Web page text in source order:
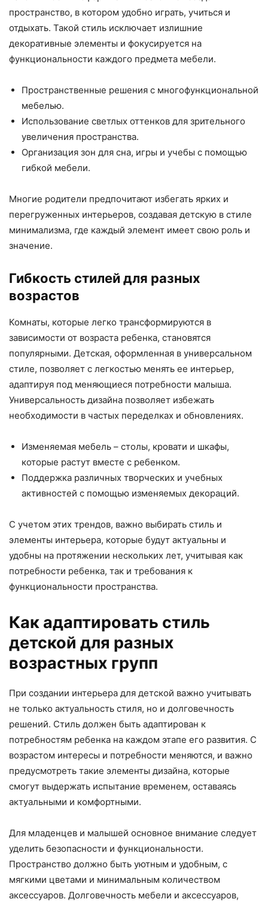
пространство, в котором удобно играть, учиться и
отдыхать. Такой стиль исключает излишние
декоративные элементы и фокусируется на
функциональности каждого предмета мебели.
Пространственные решения с многофункциональной
мебелью.
Использование светлых оттенков для зрительного
увеличения пространства.
Организация зон для сна, игры и учебы с помощью
гибкой мебели.
Многие родители предпочитают избегать ярких и
перегруженных интерьеров, создавая детскую в стиле
минимализма, где каждый элемент имеет свою роль и
значение.
Гибкость стилей для разных
возрастов
Комнаты, которые легко трансформируются в
зависимости от возраста ребенка, становятся
популярными. Детская, оформленная в универсальном
стиле, позволяет с легкостью менять ее интерьер,
адаптируя под меняющиеся потребности малыша.
Универсальность дизайна позволяет избежать
необходимости в частых переделках и обновлениях.
Изменяемая мебель – столы, кровати и шкафы,
которые растут вместе с ребенком.
Поддержка различных творческих и учебных
активностей с помощью изменяемых декораций.
С учетом этих трендов, важно выбирать стиль и
элементы интерьера, которые будут актуальны и
удобны на протяжении нескольких лет, учитывая как
потребности ребенка, так и требования к
функциональности пространства.
Как адаптировать стиль
детской для разных
возрастных групп
При создании интерьера для детской важно учитывать
не только актуальность стиля, но и долговечность
решений. Стиль должен быть адаптирован к
потребностям ребенка на каждом этапе его развития. С
возрастом интересы и потребности меняются, и важно
предусмотреть такие элементы дизайна, которые
смогут выдержать испытание временем, оставаясь
актуальными и комфортными.
Для младенцев и малышей основное внимание следует
уделить безопасности и функциональности.
Пространство должно быть уютным и удобным, с
мягкими цветами и минимальным количеством
аксессуаров. Долговечность мебели и аксессуаров,